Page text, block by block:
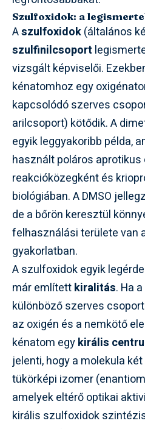
Szulfoxidok: a
Aszulfoxidok(általános
szulfinilcsoport
vizsgált képviselői.
kénatomhoz egy
kapcsolódó szerves
arilcsoport) kötődik. A
egyik leggyakoribb példa,
használt poláros
reakcióközegként és
biológiában. A DMSO
de a bőrön keresztül
felhasználási területe van
gyakorlatban.
A szulfoxidok egyik
már említettkiralitás. Ha
különböző szerves
az oxigén és a nemkötő
kénatom egykirális
jelenti, hogy a molekula
tükörképi izomer
amelyek eltérő optikai
királis szulfoxidok